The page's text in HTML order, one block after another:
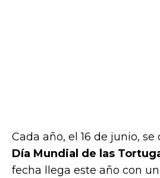
Cada año, el 16 de junio, se
Día Mundial de las
fecha llega este año con